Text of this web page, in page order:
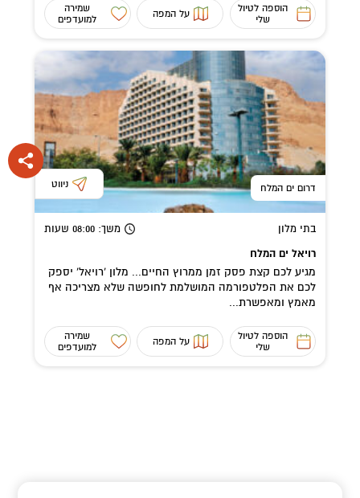
הוספה לטיול
שלי
על המפה
שמירה
למועדפים
דרום ים המלח ניווט
בתי מלון משך: 08:00 שעות
רויאל ים המלח
מגיע לכם קצת פסק זמן ממרוץ החיים... מלון 'רויאל' יספק
לכם את הפלטפורמה המושלמת לחופשה שלא מצריכה אף
מאמץ ומאפשרת...
הוספה לטיול
שלי
על המפה
שמירה
למועדפים